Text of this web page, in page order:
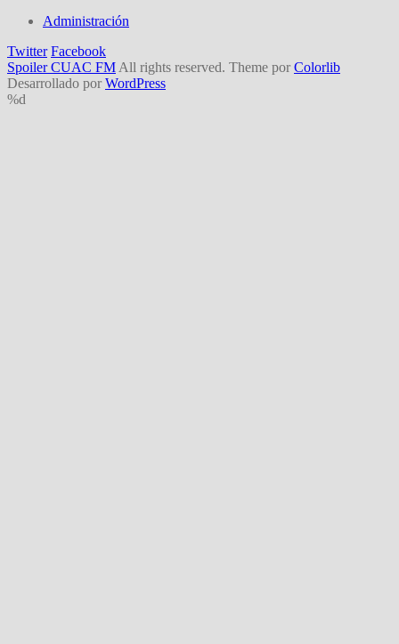
Administración
Twitter Facebook
Spoiler CUAC FM All rights reserved. Theme por Colorlib
Desarrollado por WordPress
%d